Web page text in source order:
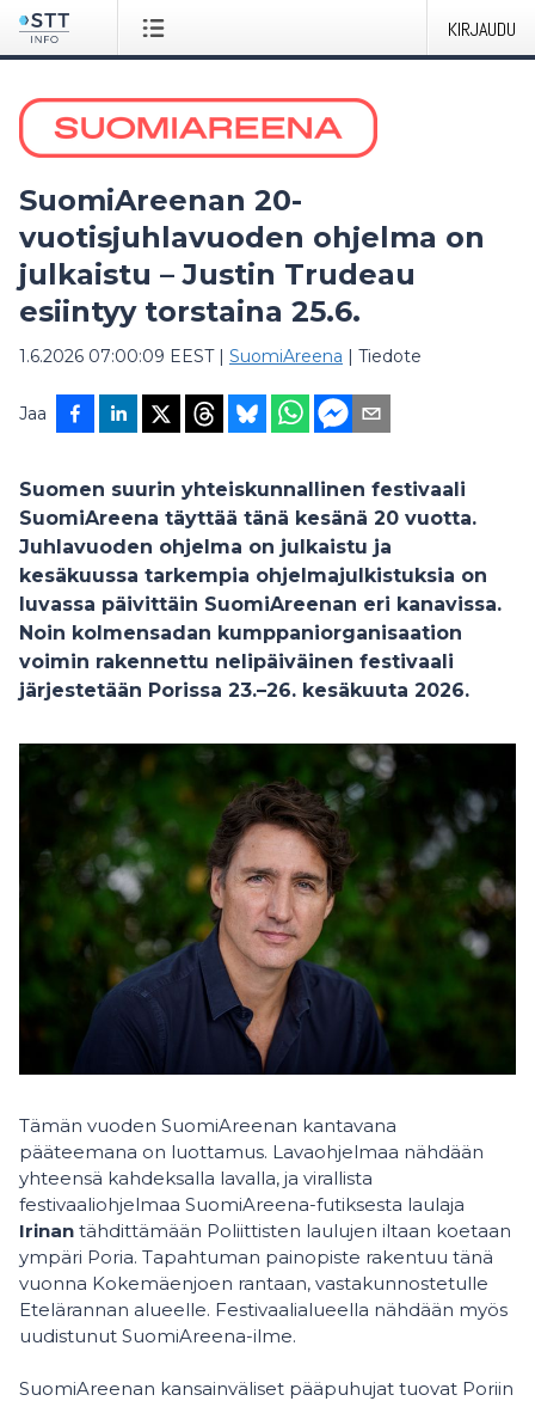
KIRJAUDU
SuomiAreenan 20-
vuotisjuhlavuoden ohjelma on
julkaistu – Justin Trudeau
esiintyy torstaina 25.6.
1.6.2026 07:00:09 EEST| SuomiAreena | Tiedote
Jaa
Suomen suurin yhteiskunnallinen festivaali
SuomiAreena täyttää tänä kesänä 20 vuotta.
Juhlavuoden ohjelma on julkaistu ja
kesäkuussa tarkempia ohjelmajulkistuksia on
luvassa päivittäin SuomiAreenan eri kanavissa.
Noin kolmensadan kumppaniorganisaation
voimin rakennettu nelipäiväinen festivaali
järjestetään Porissa 23.–26. kesäkuuta 2026.
Tämän vuoden SuomiAreenan kantavana
pääteemana on luottamus. Lavaohjelmaa nähdään
yhteensä kahdeksalla lavalla, ja virallista
festivaaliohjelmaa SuomiAreena-futiksesta laulaja
Irinan tähdittämään Poliittisten laulujen iltaan koetaan
ympäri Poria. Tapahtuman painopiste rakentuu tänä
vuonna Kokemäenjoen rantaan, vastakunnostetulle
Etelärannan alueelle. Festivaalialueella nähdään myös
uudistunut SuomiAreena-ilme.
SuomiAreenan kansainväliset pääpuhujat tuovat Poriin